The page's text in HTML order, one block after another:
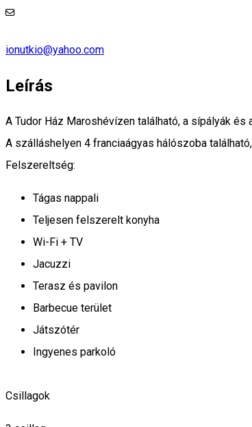
ionutkio@yahoo.com
Leírás
A Tudor Ház Maroshévízen található, a sípályák és
A szálláshelyen 4 franciaágyas hálószoba
Felszereltség:
Tágas nappali
Teljesen felszerelt konyha
Wi-Fi + TV
Jacuzzi
Terasz és pavilon
Barbecue terület
Játszótér
Ingyenes parkoló
Csillagok